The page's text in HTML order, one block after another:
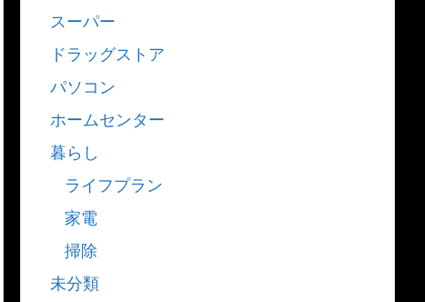
スーパー
ドラッグストア
パソコン
ホームセンター
暮らし
ライフプラン
家電
掃除
未分類